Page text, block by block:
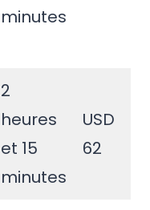
minutes
2
heures
et 15
minutes
USD
62